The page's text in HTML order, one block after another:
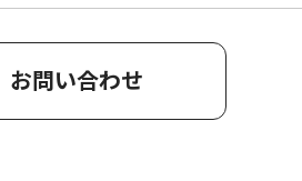
お問い合わせ